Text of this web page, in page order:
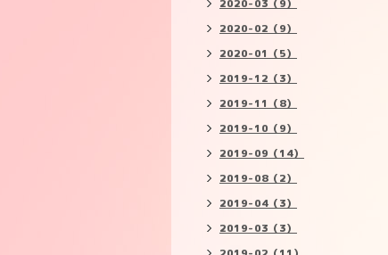
2020-03（9）
2020-02（9）
2020-01（5）
2019-12（3）
2019-11（8）
2019-10（9）
2019-09（14）
2019-08（2）
2019-04（3）
2019-03（3）